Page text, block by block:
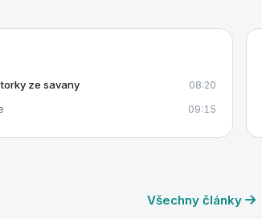
ze savany 08:20
09:15
Všechny články